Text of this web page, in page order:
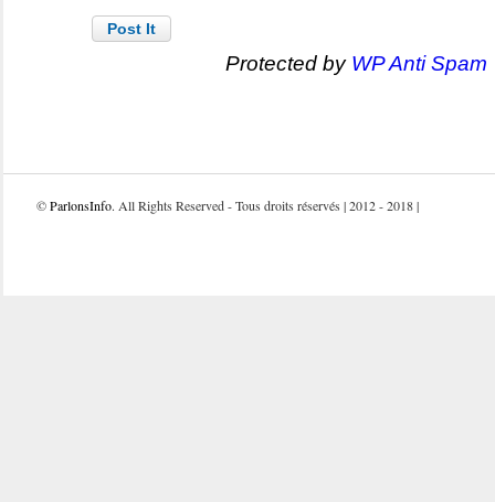
Protected by WP Anti Spam
©ParlonsInfo. All Rights Reserved - Tous droits réservés | 2012 - 2018 |